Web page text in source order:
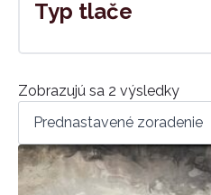
Typ tlače
Zobrazujú sa 2 výsledky